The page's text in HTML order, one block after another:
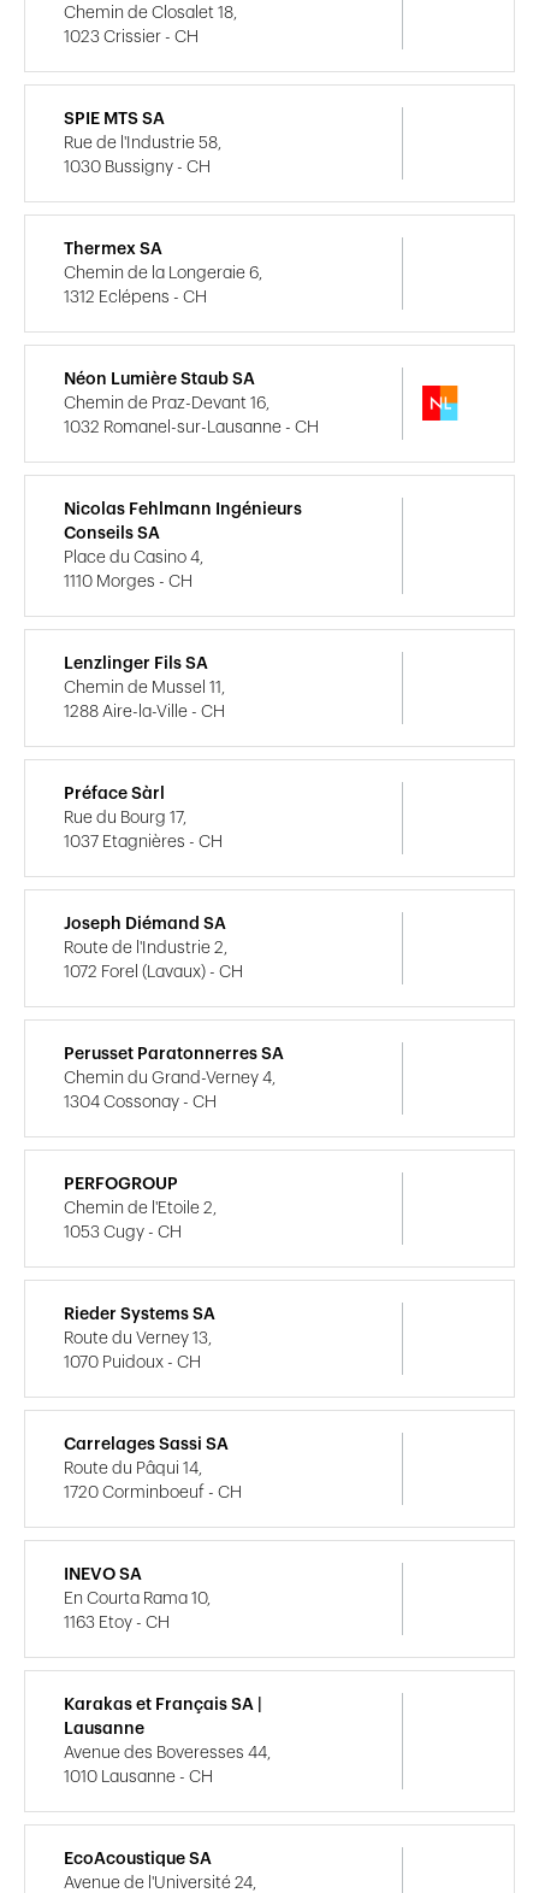
Chemin de Closalet 18,
1023 Crissier - CH
SPIE MTS SA
Rue de l'Industrie 58,
1030 Bussigny - CH
Thermex SA
Chemin de la Longeraie 6,
1312 Eclépens - CH
Néon Lumière Staub SA
Chemin de Praz-Devant 16,
1032 Romanel-sur-Lausanne - CH
Nicolas Fehlmann Ingénieurs
Conseils SA
Place du Casino 4,
1110 Morges - CH
Lenzlinger Fils SA
Chemin de Mussel 11,
1288 Aire-la-Ville - CH
Préface Sàrl
Rue du Bourg 17,
1037 Etagnières - CH
Joseph Diémand SA
Route de l'Industrie 2,
1072 Forel (Lavaux) - CH
Perusset Paratonnerres SA
Chemin du Grand-Verney 4,
1304 Cossonay - CH
PERFOGROUP
Chemin de l'Etoile 2,
1053 Cugy - CH
Rieder Systems SA
Route du Verney 13,
1070 Puidoux - CH
Carrelages Sassi SA
Route du Pâqui 14,
1720 Corminboeuf - CH
INEVO SA
En Courta Rama 10,
1163 Etoy - CH
Karakas et Français SA |
Lausanne
Avenue des Boveresses 44,
1010 Lausanne - CH
EcoAcoustique SA
Avenue de l'Université 24,